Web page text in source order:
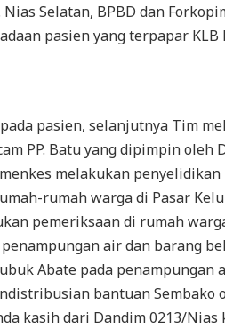
Selatan, BPBD dan
pasien yang terpapar
pasien, selanjutnya Tim
PP. Batu yang dipimpin oleh
melakukan
rumah warga di Pasar
pemeriksaan di rumah
air dan barang
Abate pada penampungan
bantuan Sembako
kasih dari Dandim 0213/